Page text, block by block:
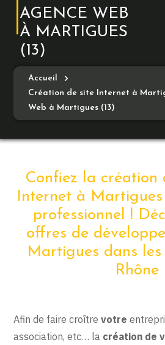
AGENCE WEB
À MARTIGUES
(13)
Accueil
Création de site Internet à
Web à Martigues (13)
Confiez la création
Internet à
professionnel !
offres de
Martigues dans les
Rhône
Afin de faire croîtrevotre
association, etc… la création de